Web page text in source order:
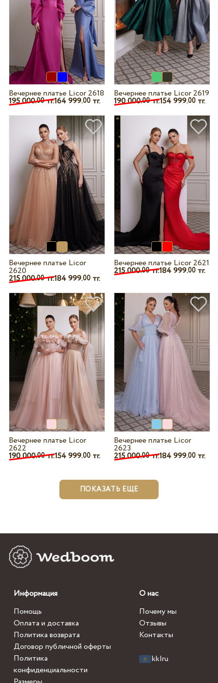
Вечернее платье Licor 2618
195 000.00тг.164 999.00тг.
Вечернее платье Licor 2619
190 000.00тг.154 999.00 тг.
Вечернее платье Licor
2620
215 000.00тг.184 999.00тг.
Вечернее платье Licor 2621
215 000.00тг.184 999.00 тг.
Вечернее платье Licor
2622
190 000.00тг.154 999.00тг.
Вечернее платье Licor
2623
215 000.00тг.184 999.00 тг.
ПОКАЗАТЬ ЕЩЕ
Информация
Помощь
Оплата и доставка
Политика возврата
Договор публичной оферты
Политика
конфиденциальности
О нас
Почему мы
Отзывы
Контакты
kk|ru